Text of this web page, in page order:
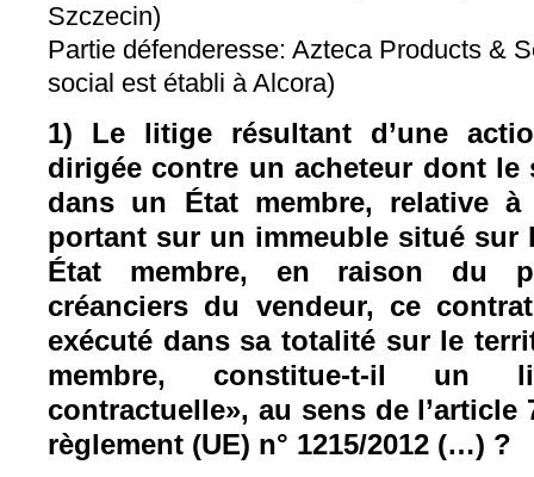
Szczecin)
Partie défenderesse: Azteca Products &
social est établi à Alcora)
1) Le litige résultant d’une
dirigée contre un acheteur dont le
dans un État membre, relative
portant sur un immeuble situé sur
État membre, en raison du
créanciers du vendeur, ce
exécuté dans sa totalité sur le
membre, constitue-t-il un
contractuelle», au sens de
règlement (UE) n° 1215/2012 (…) ?